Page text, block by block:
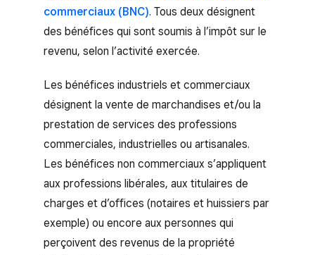
commerciaux (BNC). Tous deux désignent
des bénéfices qui sont soumis à l’impôt sur le
revenu, selon l’activité exercée.
Les bénéfices industriels et commerciaux
désignent la vente de marchandises et/ou la
prestation de services des professions
commerciales, industrielles ou artisanales.
Les bénéfices non commerciaux s’appliquent
aux professions libérales, aux titulaires de
charges et d’offices (notaires et huissiers par
exemple) ou encore aux personnes qui
perçoivent des revenus de la propriété